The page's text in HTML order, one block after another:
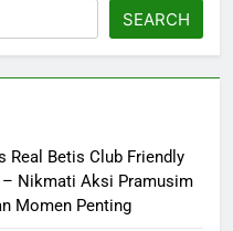
SEARCH
Real Betis Club Friendly
– Nikmati Aksi Pramusim
Momen Penting